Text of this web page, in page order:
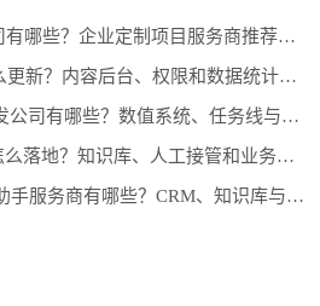
1.2026年上海APP开发公司有哪些？企业定制项目服务商推荐与选型参考
2.数字展厅项目上线后怎么更新？内容后台、权限和数据统计设计
3.2026年上海养成游戏开发公司有哪些？数值系统、任务线与长期运营怎么选
4.企业AI客服与AI Agent怎么落地？知识库、人工接管和业务系统对接流程
5.2026年上海企业AI销售助手服务商有哪些？CRM、知识库与自动跟进怎么选